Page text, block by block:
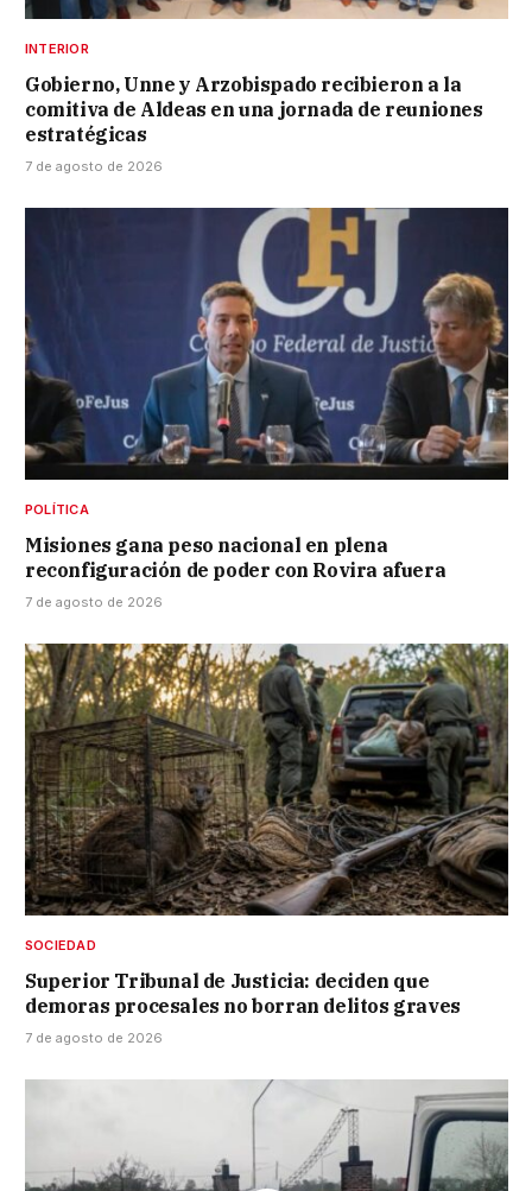
INTERIOR
Gobierno, Unne y Arzobispado recibieron a la
comitiva de Aldeas en una jornada de reuniones
estratégicas
7 de agosto de 2026
POLÍTICA
Misiones gana peso nacional en plena
reconfiguración de poder con Rovira afuera
7 de agosto de 2026
SOCIEDAD
Superior Tribunal de Justicia: deciden que
demoras procesales no borran delitos graves
7 de agosto de 2026